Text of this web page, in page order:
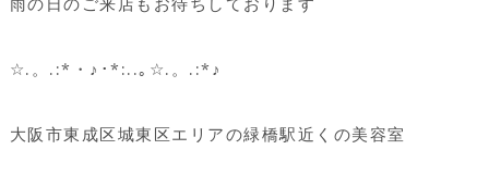
☆.。.:*・♪･*:..｡☆.。.:*♪
大阪市東成区城東区エリアの緑橋駅近くの美容室